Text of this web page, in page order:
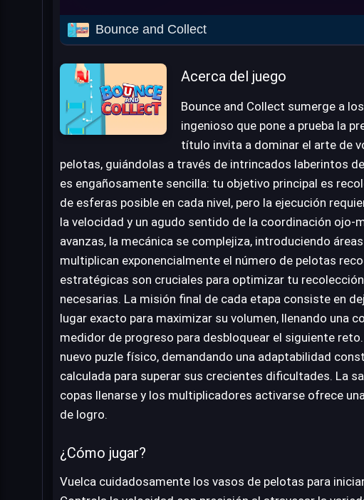
Bounce and Collect
Acerca del juego
Bounce and Collect sumerge a
ingenioso que pone a prueba la
título invita a dominar el arte de
pelotas, guiándolas a través de intrincados laberintos
es engañosamente sencilla: tu objetivo principal es
de esferas posible en cada nivel, pero la ejecución
la velocidad y un agudo sentido de la coordinación ojo-
avanzas, la mecánica se complejiza, introduciendo
multiplican exponencialmente el número de pelotas
estratégicas son cruciales para optimizar tu
necesarias. La misión final de cada etapa consiste en
lugar exacto para maximizar su volumen, llenando una
medidor de progreso para desbloquear el siguiente
nuevo puzle físico, demandando una adaptabilidad
calculada para superar sus crecientes dificultades. La
copas llenarse y los multiplicadores activarse ofrece
de logro.
¿Cómo jugar?
Vuelca cuidadosamente los vasos de pelotas para